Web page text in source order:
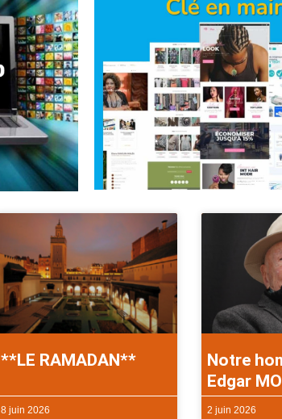
**LE RAMADAN**
8 juin 2026
Notre
Edgar
2 juin 2026